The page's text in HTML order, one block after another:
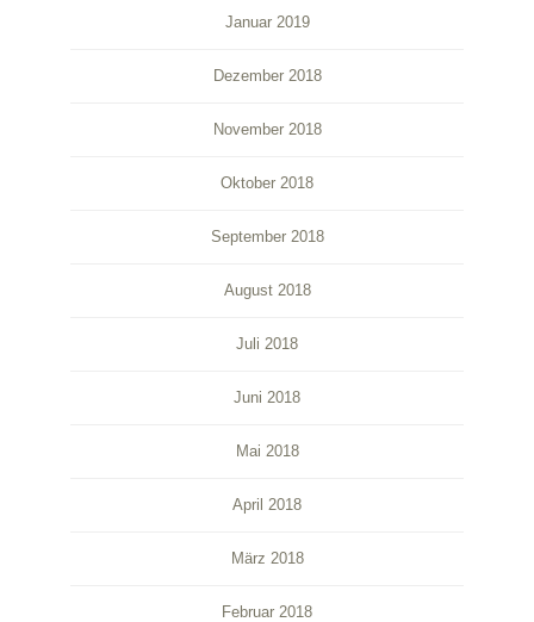
Januar 2019
Dezember 2018
November 2018
Oktober 2018
September 2018
August 2018
Juli 2018
Juni 2018
Mai 2018
April 2018
März 2018
Februar 2018